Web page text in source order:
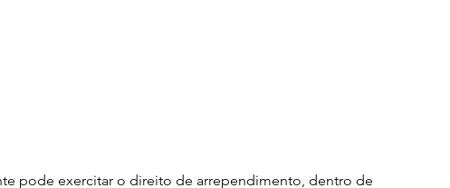
pode exercitar o direito de arrependimento, dentro de